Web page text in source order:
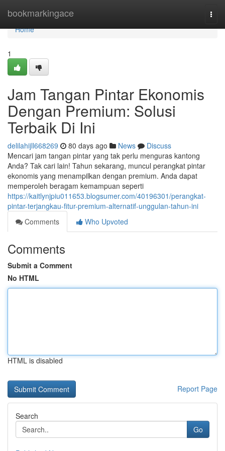
bookmarkingace
Home
Home
1
Jam Tangan Pintar Ekonomis
Dengan Premium: Solusi
Terbaik Di Ini
delilahijll668269 80 days ago News
Discuss
Mencari jam tangan pintar yang tak perlu menguras kantong
Anda? Tak cari lain! Tahun sekarang, muncul perangkat pintar
ekonomis yang menampilkan dengan premium. Anda dapat
memperoleh beragam kemampuan seperti
https://kaitlynjpiu011653.blogsumer.com/40196301/perangkat-
pintar-terjangkau-fitur-premium-alternatif-unggulan-tahun-ini
Comments
Who Upvoted
Comments
Submit a Comment
No HTML
HTML is disabled
Report Page
Search
Go